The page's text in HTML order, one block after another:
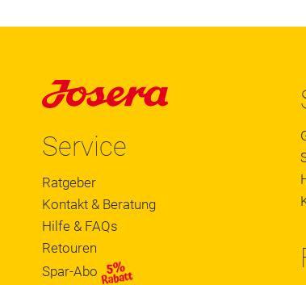
Service
Ratgeber
Kontakt & Beratung
Hilfe & FAQs
Retouren
Spar-Abo